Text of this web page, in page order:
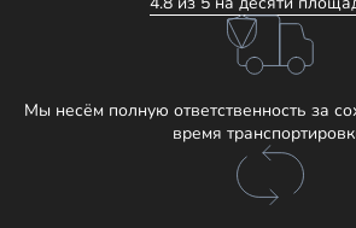
Мы несём полную ответственность за
время